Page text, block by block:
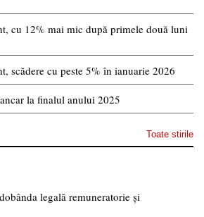
cu 12% mai mic după primele două luni
scădere cu peste 5% în ianuarie 2026
la finalul anului 2025
Toate stirile
legală remuneratorie și